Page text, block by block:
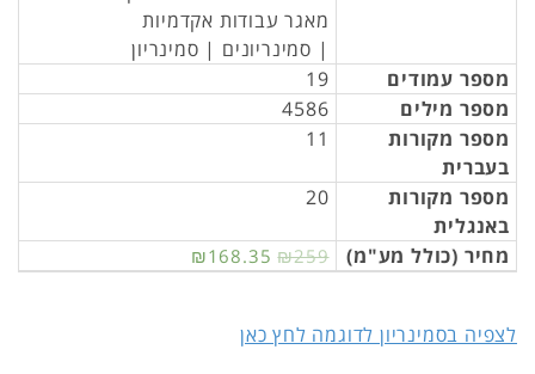
מאגר עבודות אקדמיות
| סמינריונים | סמינריון
מספר עמודים
19
מספר מילים
4586
מספר מקורות
בעברית
11
מספר מקורות
באנגלית
20
מחיר (כולל מע"מ) ₪168.35 ₪259
לצפיה בסמינריון לדוגמה לחץ כאן